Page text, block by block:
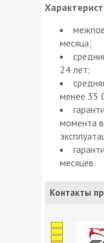
месяца;
24 лет;
менее 35
момента
месяцев.
Контакты